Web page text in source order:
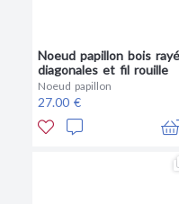
Noeud papillon bois rayé
diagonales et fil rouille
Noeud papillon
27.00 €